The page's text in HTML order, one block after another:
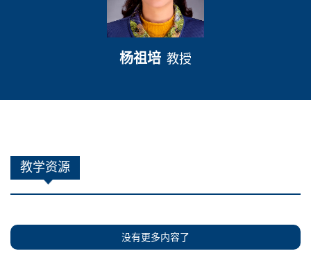
杨祖培 教授
教学资源
没有更多内容了